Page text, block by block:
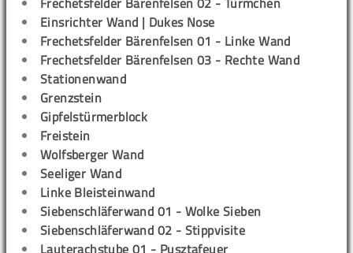
Einsrichter Wand | Dukes Nose
Frechetsfelder Bärenfelsen 01 - Linke Wand
Frechetsfelder Bärenfelsen 03 - Rechte Wand
Stationenwand
Grenzstein
Gipfelstürmerblock
Freistein
Wolfsberger Wand
Seeliger Wand
Linke Bleisteinwand
Siebenschläferwand 01 - Wolke Sieben
Siebenschläferwand 02 - Stippvisite
Lauterachstube 01 - Pusztafeuer